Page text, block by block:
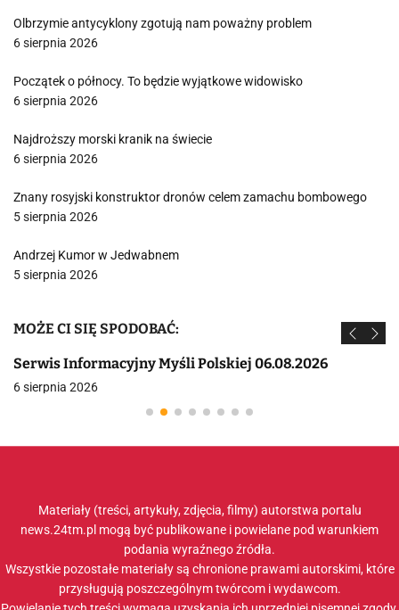
Olbrzymie antycyklony zgotują nam poważny problem
6 sierpnia 2026
Początek o północy. To będzie wyjątkowe widowisko
6 sierpnia 2026
Najdroższy morski kranik na świecie
6 sierpnia 2026
Znany rosyjski konstruktor dronów celem zamachu bombowego
5 sierpnia 2026
Andrzej Kumor w Jedwabnem
5 sierpnia 2026
MOŻE CI SIĘ SPODOBAĆ:
Serwis Informacyjny Myśli Polskiej 06.08.2026
6 sierpnia 2026
Materiały (treści, artykuły, zdjęcia, filmy) autorstwa portalu
news.24tm.pl mogą być publikowane i powielane pod warunkiem
podania wyraźnego źródła.
Wszystkie pozostałe materiały są chronione prawami autorskimi, które
przysługują poszczególnym twórcom i wydawcom.